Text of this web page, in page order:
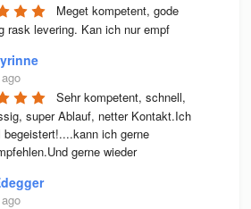
Meget kompetent, gode
rask levering. Kan ich nur empf
Sehr kompetent, schnell,
super Ablauf, netter Kontakt.Ich
begeistert!....kann ich gerne
gerne wieder